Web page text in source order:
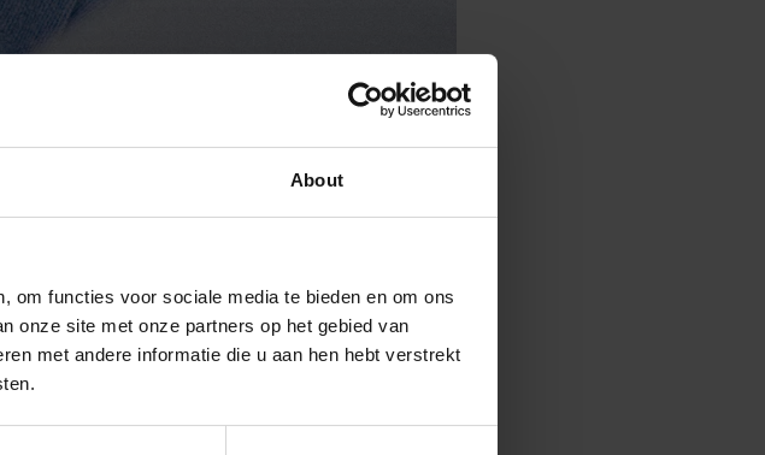
About
om functies voor sociale media te bieden en om ons
onze site met onze partners op het gebied van
met andere informatie die u aan hen hebt verstrekt